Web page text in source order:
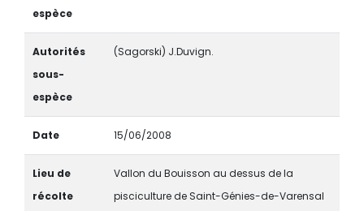
espèce
Autorités
sous-
espèce
(Sagorski) J.Duvign.
Date 15/06/2008
Lieu de
récolte
Vallon du Bouisson au dessus de la
pisciculture de Saint-Génies-de-Varensal